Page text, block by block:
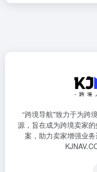
“跨境导航"致力于为跨
源，旨在成为跨境卖家
案，助力卖家增强业